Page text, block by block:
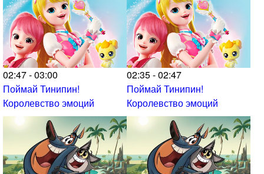
02:47 - 03:00
Поймай Тинипин!
Королевство эмоций
02:35 - 02:47
Поймай Тинипин!
Королевство эмоций